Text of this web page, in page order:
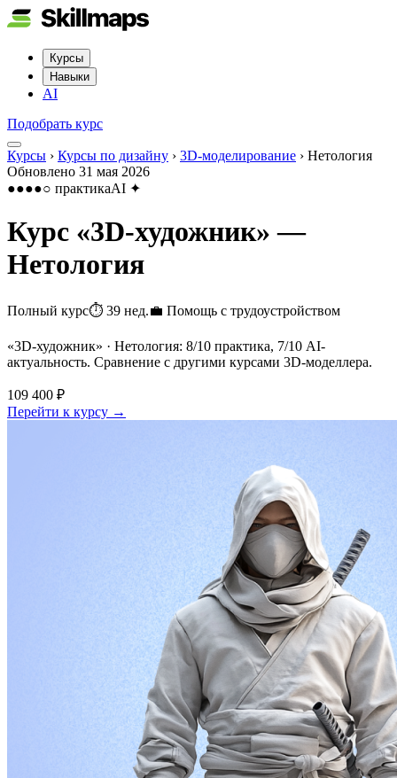
Курсы
Навыки
AI
Подобрать курс
Курсы › Курсы по дизайну › 3D-моделирование › Нетология
Обновлено 31 мая 2026
●●●●○ практикаAI ✦
Курс «3D-художник» —
Нетология
Полный курс⏱ 39 нед.💼 Помощь с трудоустройством
«3D-художник» · Нетология: 8/10 практика, 7/10 AI-
актуальность. Сравнение с другими курсами 3D-моделлера.
109 400 ₽
Перейти к курсу →